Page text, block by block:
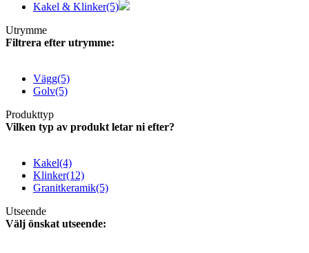
Kakel & Klinker(5)
Utrymme
Filtrera efter utrymme:
Vägg(5)
Golv(5)
Produkttyp
Vilken typ av produkt letar ni efter?
Kakel(4)
Klinker(12)
Granitkeramik(5)
Utseende
Välj önskat utseende: